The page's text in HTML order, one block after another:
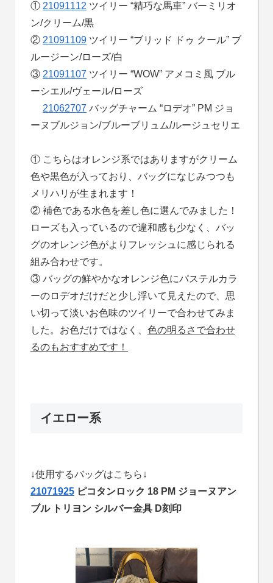
① 21091112 ツイリー “精巧な馬車” バーミリオ
ン/クリーム/黒
② 21091109ツイリー “ブリッド ドゥ クール” ブ
ルージーン/ローズ/白
③ 21091107 ツイリー “WOW” アメコミ風 ブル
ーシエル/ヴェール/ローズ
21062707 バッグチャーム “ロデオ” PM ジョ
ーヌブルジョン/ブルーブリュム/ルージュセリエ
① こちらはオレンジ系ではありますがクリーム
色や黒色が入っており、バッグになじみつつも
メリハリが生まれます！
② 補色である水色を差し色に選んでみました！
ローズも入っているので違和感も少なく、バッ
グのオレンジ色がよりフレッシュに感じられる
組み合わせです。
③ バッグの鮮やかなオレンジ色にパステルカラ
ーのロデオだけだと少し浮いて見えたので、思
い切って淡いお色味のツイリーで合わせてみま
した。お色だけではなく、 色の明るさで合わせ
るのもおすすめです！
イエロー系
↓使用するバッグはこちら↓
21071925 ピコタンロック 18 PM ジョーヌアン
ブル トリヨン シルバー金具 D刻印